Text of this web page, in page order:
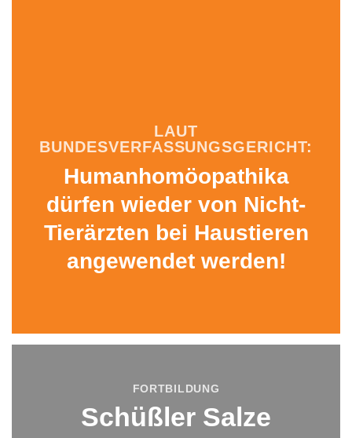
LAUT
BUNDESVERFASSUNGSGERICHT:
Humanhomöopathika
dürfen wieder von Nicht-
Tierärzten bei Haustieren
angewendet werden!
FORTBILDUNG
Schüßler Salze